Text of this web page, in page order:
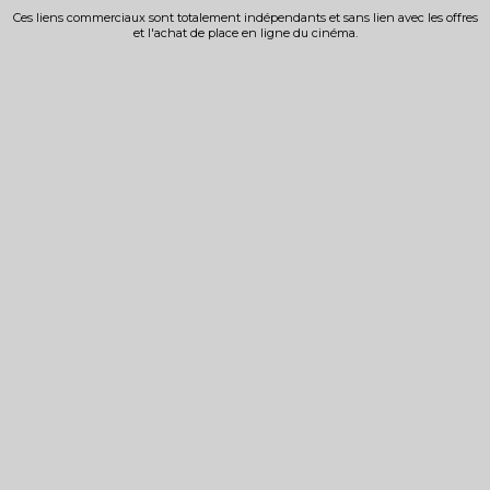
Ces liens commerciaux sont totalement indépendants et sans lien avec les offres
et l'achat de place en ligne du cinéma.